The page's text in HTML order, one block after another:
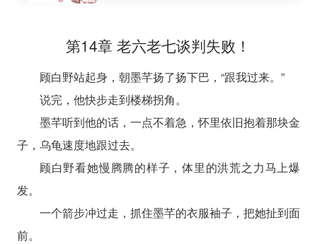
第14章 老六老七谈判失败！
顾白野站起身，朝墨芊扬了扬下巴，“跟我过来。”
说完，他快步走到楼梯拐角。
墨芊听到他的话，一点不着急，怀里依旧抱着那块金
子，乌龟速度地跟过去。
顾白野看她慢腾腾的样子，体里的洪荒之力马上爆
发。
一个箭步冲过走，抓住墨芊的衣服袖子，把她扯到面
前。